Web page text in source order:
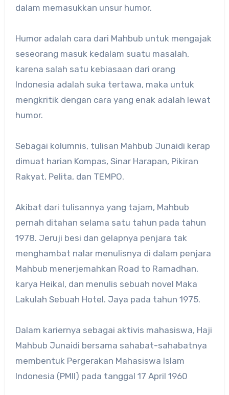
dalam memasukkan unsur humor.
Humor adalah cara dari Mahbub untuk mengajak
seseorang masuk kedalam suatu masalah,
karena salah satu kebiasaan dari orang
Indonesia adalah suka tertawa, maka untuk
mengkritik dengan cara yang enak adalah lewat
humor.
Sebagai kolumnis, tulisan Mahbub Junaidi kerap
dimuat harian Kompas, Sinar Harapan, Pikiran
Rakyat, Pelita, dan TEMPO.
Akibat dari tulisannya yang tajam, Mahbub
pernah ditahan selama satu tahun pada tahun
1978. Jeruji besi dan gelapnya penjara tak
menghambat nalar menulisnya di dalam penjara
Mahbub menerjemahkan Road to Ramadhan,
karya Heikal, dan menulis sebuah novel Maka
Lakulah Sebuah Hotel. Jaya pada tahun 1975.
Dalam kariernya sebagai aktivis mahasiswa, Haji
Mahbub Junaidi bersama sahabat-sahabatnya
membentuk Pergerakan Mahasiswa Islam
Indonesia (PMII) pada tanggal 17 April 1960